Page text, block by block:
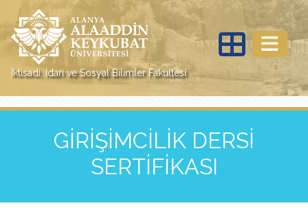
İktisadi, İdari ve Sosyal Bilimler Fakültesi
GİRİŞİMCİLİK DERSİ
SERTİFİKASI